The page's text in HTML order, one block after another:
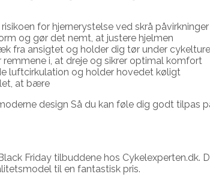
for hjernerystelse ved skrå påvirkninger
og gør det nemt, at justere hjelmen
fra ansigtet og holder dig tør under
i, at dreje og sikrer optimal komfort
luftcirkulation og holder hovedet køligt
at bære
design Så du kan føle dig godt
Friday tilbuddene hos Cykelexperten.dk.
til en fantastisk pris.